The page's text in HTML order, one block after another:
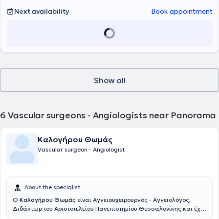
his concurrent teaching responsibilities, he was awarded the title of
unpaid Clinical Lecturer by St George’s University of London. Upon
returning to Greece, he worked as an assistant vascular surgeon at
the University General Hospital of Patras. He is a PhD candidate at
the authorship of scientific articles, and presentations at vascular
Next availability Book appointment
Show all
6 Vascular surgeons - Angiologists near Panorama
Καλογήρου Θωμάς
Vascular surgeon - Angiologist
About the specialist
Ο Καλογήρου Θωμάς είναι Αγγειουχειρουργός - Αγγειολόγος,
Διδάκτωρ του Αριστοτελείου Πανεπιστημίου Θεσσαλονίκης και έχει